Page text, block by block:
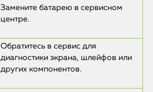
Замените батарею в сервисном
центре.
Обратитесь в сервис для
диагностики экрана, шлейфов или
других компонентов.